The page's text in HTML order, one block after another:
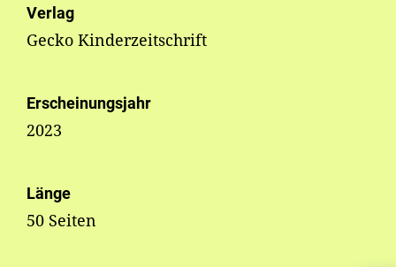
Verlag
Gecko Kinderzeitschrift
Erscheinungsjahr
2023
Länge
50 Seiten